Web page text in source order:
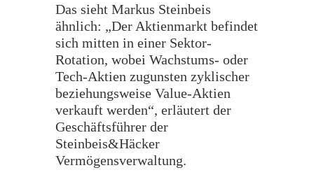
Das sieht Markus Steinbeis
ähnlich: „Der Aktienmarkt befindet
sich mitten in einer Sektor-
Rotation, wobei Wachstums- oder
Tech-Aktien zugunsten zyklischer
beziehungsweise Value-Aktien
verkauft werden“, erläutert der
Geschäftsführer der
Steinbeis&Häcker
Vermögensverwaltung.